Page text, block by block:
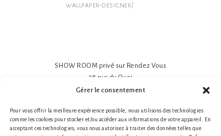
Gérer le consentement
Pour vous offrir la meilleure expérience possible, nous utilisons des technologies
comme les cookies pour stocker et/ou accéder aux informations de votre appareil. En
acceptant ces technologies, vous nous autorisez à traiter des données telles que
wallpaper-designer/
SHOW ROOM privé sur Rendez Vous
38 rue du Quai
81600 GAILLAC
Impression sur-mesure
Made in France- Made in Tarn